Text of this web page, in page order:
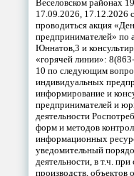
Веселовском районах
17.09.2026, 17.12.2026
проводиться акция
предпринимателей» по
Юннатов,3 и
«горячей линии»:
10 по следующим
индивидуальных
информирование и
предпринимателей и
деятельности
форм и методов
информационных
уведомительный
деятельности, в т.ч.
производств, объектов